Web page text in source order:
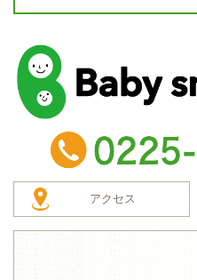
baby smile
TEL：0225-24-8304
アクセス